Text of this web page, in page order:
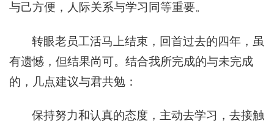
与己方便，人际关系与学习同等重要。
转眼老员工活马上结束，回首过去的四年，虽
有遗憾，但结果尚可。结合我所完成的与未完成
的，几点建议与君共勉：
保持努力和认真的态度，主动去学习，去接触